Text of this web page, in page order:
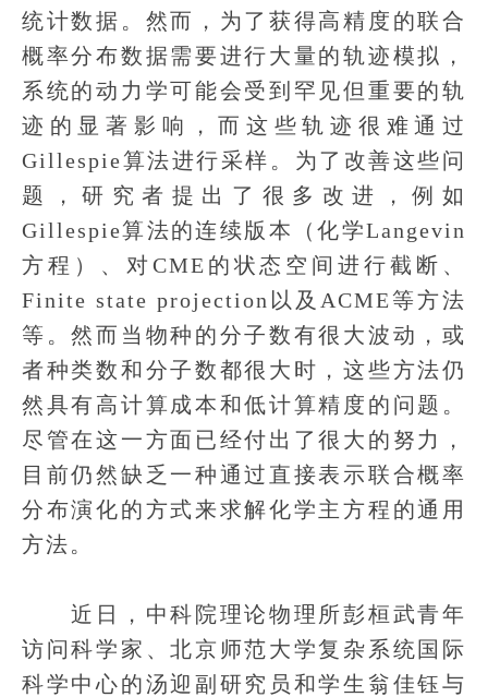
统计数据。然而，为了获得高精度的联合
概率分布数据需要进行大量的轨迹模拟，
系统的动力学可能会受到罕见但重要的轨
迹的显著影响，而这些轨迹很难通过
Gillespie算法进行采样。为了改善这些问
题，研究者提出了很多改进，例如
Gillespie算法的连续版本（化学Langevin
方程）、对CME的状态空间进行截断、
Finite state projection以及ACME等方法
等。然而当物种的分子数有很大波动，或
者种类数和分子数都很大时，这些方法仍
然具有高计算成本和低计算精度的问题。
尽管在这一方面已经付出了很大的努力，
目前仍然缺乏一种通过直接表示联合概率
分布演化的方式来求解化学主方程的通用
方法。
近日，中科院理论物理所彭桓武青年
访问科学家、北京师范大学复杂系统国际
科学中心的汤迎副研究员和学生翁佳钰与